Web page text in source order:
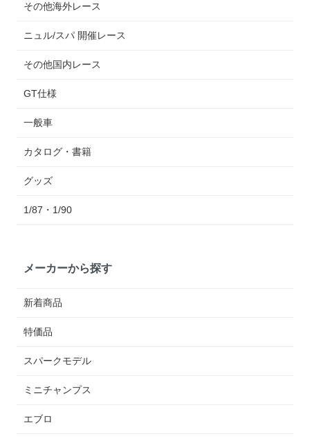
その他海外レース
ニュル/スパ 開催レース
その他国内レース
GT仕様
一般車
カタログ・書籍
グッズ
1/87・1/90
メーカーから探す
新着商品
特価品
スパークモデル
ミニチャンプス
エブロ